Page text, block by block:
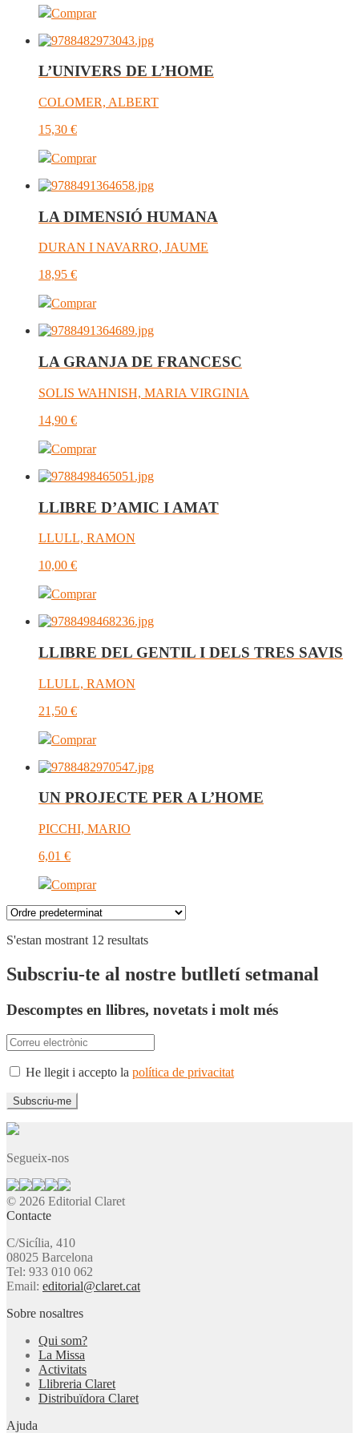
Comprar
L’UNIVERS DE L’HOME
COLOMER, ALBERT
15,30 €
Comprar
LA DIMENSIÓ HUMANA
DURAN I NAVARRO, JAUME
18,95 €
Comprar
LA GRANJA DE FRANCESC
SOLIS WAHNISH, MARIA VIRGINIA
14,90 €
Comprar
LLIBRE D’AMIC I AMAT
LLULL, RAMON
10,00 €
Comprar
LLIBRE DEL GENTIL I DELS TRES SAVIS
LLULL, RAMON
21,50 €
Comprar
UN PROJECTE PER A L’HOME
PICCHI, MARIO
6,01 €
Comprar
S'estan mostrant 12 resultats
Subscriu-te al nostre butlletí setmanal
Descomptes en llibres, novetats i molt més
He llegit i accepto la política de privacitat
Segueix-nos
© 2026 Editorial Claret
Contacte
C/Sicília, 410
08025 Barcelona
Tel: 933 010 062
Email: editorial@claret.cat
Sobre nosaltres
Qui som?
La Missa
Activitats
Llibreria Claret
Distribuïdora Claret
Ajuda